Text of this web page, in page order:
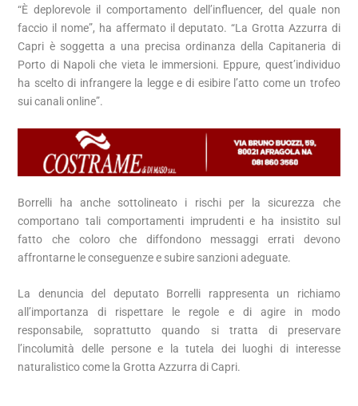
“È deplorevole il comportamento dell’influencer, del quale non
faccio il nome”, ha affermato il deputato. “La Grotta Azzurra di
Capri è soggetta a una precisa ordinanza della Capitaneria di
Porto di Napoli che vieta le immersioni. Eppure, quest’individuo
ha scelto di infrangere la legge e di esibire l’atto come un trofeo
sui canali online”.
Borrelli ha anche sottolineato i rischi per la sicurezza che
comportano tali comportamenti imprudenti e ha insistito sul
fatto che coloro che diffondono messaggi errati devono
affrontarne le conseguenze e subire sanzioni adeguate.
La denuncia del deputato Borrelli rappresenta un richiamo
all’importanza di rispettare le regole e di agire in modo
responsabile, soprattutto quando si tratta di preservare
l’incolumità delle persone e la tutela dei luoghi di interesse
naturalistico come la Grotta Azzurra di Capri.